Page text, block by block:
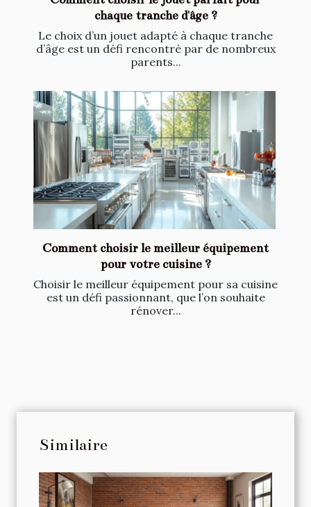
chaque tranche d'âge ?
Le choix d’un jouet adapté à chaque tranche
d’âge est un défi rencontré par de nombreux
parents...
Comment choisir le meilleur équipement
pour votre cuisine ?
Choisir le meilleur équipement pour sa cuisine
est un défi passionnant, que l’on souhaite
rénover...
Similaire